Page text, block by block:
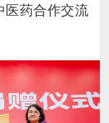
医药合作交流